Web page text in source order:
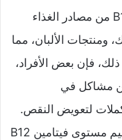
يمكن الحصول على فيتامين B12 من مصادر الغذاء
ومنتجات الألبان، مما
فإن بعض الأفراد،
من مشاكل في
لتعويض النقص.
لذلك، يعتبر من المستحسن تقييم مستوى فيتامين B12